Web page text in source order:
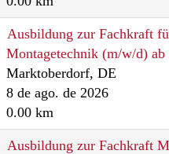
Ausbildung zur Fachkraft
Montagetechnik (m/w/d) ab
Marktoberdorf, DE
8 de ago. de 2026
0.00 km
Ausbildung zur Fachkraft